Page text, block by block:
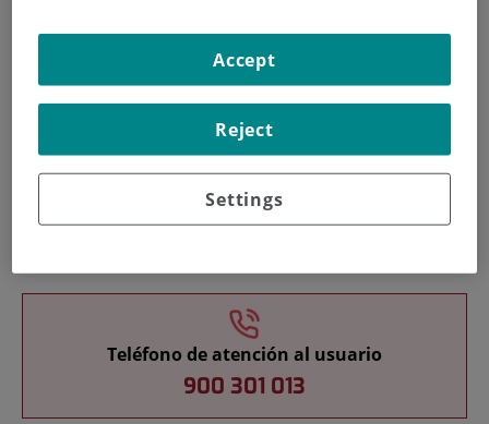
Investigación
Teléfono de atención al usuario
900 301 013
Settings
Reject
Accept